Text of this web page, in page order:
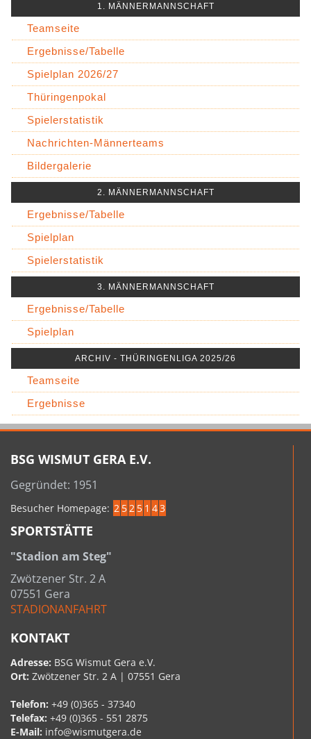
1. MÄNNERMANNSCHAFT
Teamseite
Ergebnisse/Tabelle
Spielplan 2026/27
Thüringenpokal
Spielerstatistik
Nachrichten-Männerteams
Bildergalerie
2. MÄNNERMANNSCHAFT
Ergebnisse/Tabelle
Spielplan
Spielerstatistik
3. MÄNNERMANNSCHAFT
Ergebnisse/Tabelle
Spielplan
ARCHIV - THÜRINGENLIGA 2025/26
Teamseite
Ergebnisse
BSG WISMUT GERA E.V.
Gegründet: 1951
Besucher Homepage: 2 52 5 1 43
SPORTSTÄTTE
"Stadion am Steg"
Zwötzener Str. 2 A
07551 Gera
STADIONANFAHRT
KONTAKT
Adresse: BSG Wismut Gera e.V.
Ort: Zwötzener Str. 2 A | 07551 Gera
Telefon: +49 (0)365 - 37340
Telefax: +49 (0)365 - 551 2875
E-Mail: info@wismutgera.de